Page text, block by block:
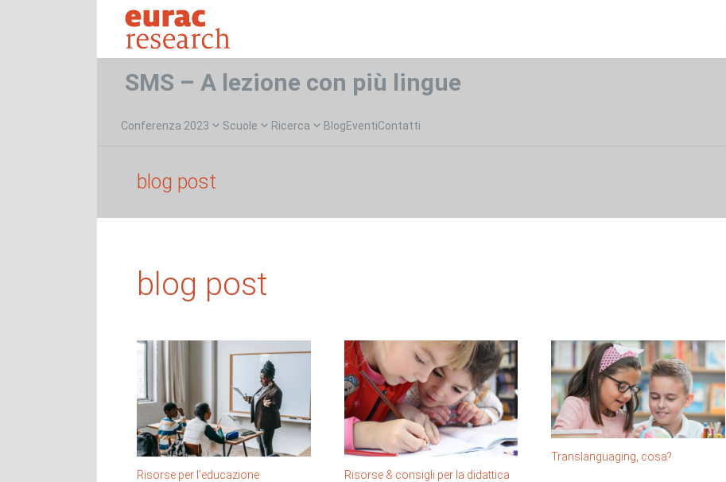
SMS – A lezione con più lingue
Conferenza 2023 Scuole Ricerca BlogEventiContatti
blog post
blog post
Risorse per l’educazione
Risorse & consigli per la didattica
Translanguaging, cosa?